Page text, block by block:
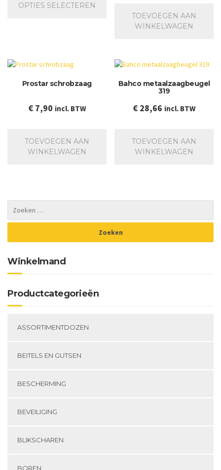
€ 11,90
OPTIES SELECTEREN
meerdere
kan
worden
TOEVOEGEN AAN
WINKELWAGEN
Prostar schrobzaag
€7,90 incl. BTW
TOEVOEGEN AAN
WINKELWAGEN
Bahco metaalzaagbeugel
319
€ 28,66 incl. BTW
TOEVOEGEN AAN
WINKELWAGEN
Winkelmand
Productcategorieën
ASSORTIMENTDOZEN
BEITELS EN GUTSEN
BESCHERMING
BEVEILIGING
BLIKSCHAREN
BOREN